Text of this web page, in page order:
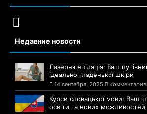
Недавние новости
Лазерна епіляція: Ваш
ідеально гладенької шкіри
14 сентября, 2025
Курси словацької мови: Ваш
освіти та нових можливостей